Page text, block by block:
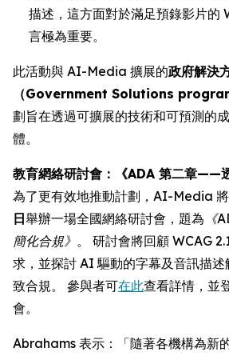
描述，這方面對於滿足預錄影片的
言極為重要。
此活動與 AI-Media 擴展的政府解決
（Government Solutions
劃旨在透過可擴展的技術和可預測的
體。
教育網絡研討會：《ADA 第二章——
為了更有效地推動計劃，AI-Media
日舉辦一場全國網絡研討會，題為 《
簡化合規》 。 研討會將回顧 WCAG
求，並探討 AI 驅動的字幕及音訊描
致合規。 參與者可在此查看詳情，並
會。
Abrahams 表示：「隨著各機構為新